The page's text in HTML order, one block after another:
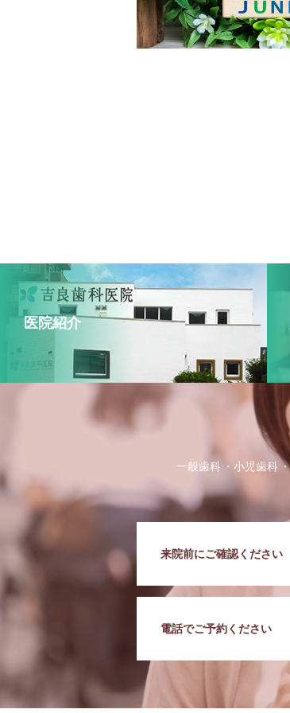
医院紹介
一般歯科 小児歯科
来院前にご確認ください
電話でご予約ください